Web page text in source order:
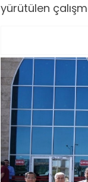
yürütülen